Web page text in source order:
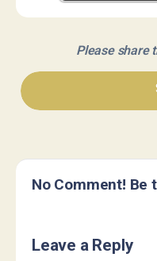
Please share
No Comment! Be
Leave a Reply